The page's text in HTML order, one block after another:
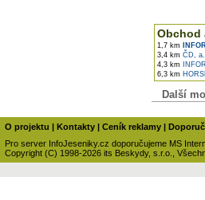
Obchod
1,7 km
3,4 km ČD,
4,3 km
6,3 km
Další
O projektu | Kontakty | Ceník reklamy |
Pro server InfoJeseniky.cz doporučujeme MS
Copyright (C) 1998-2026 its Beskydy, s.r.o.,